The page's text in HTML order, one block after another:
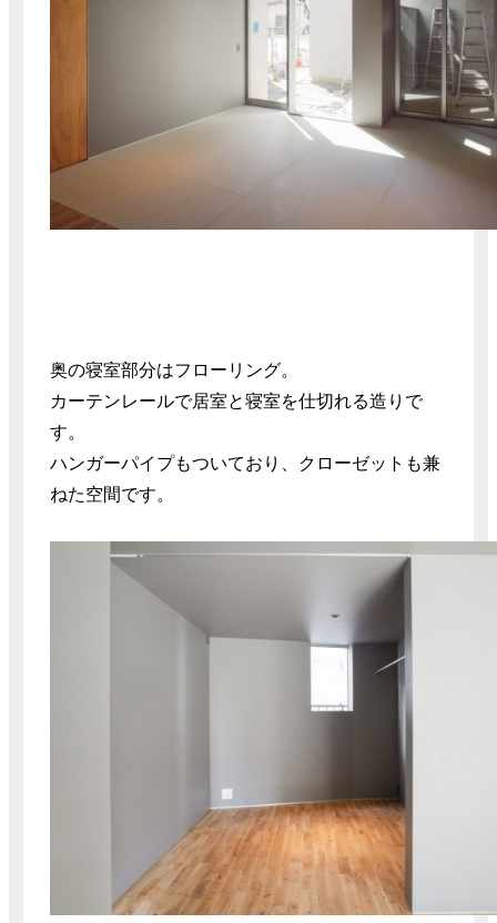
奥の寝室部分はフローリング。
カーテンレールで居室と寝室を仕切れる造りで
す。
ハンガーパイプもついており、クローゼットも兼
ねた空間です。